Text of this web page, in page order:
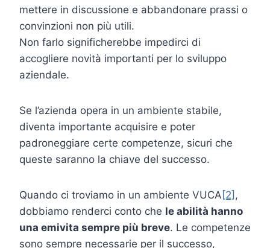
mettere in discussione e abbandonare prassi o
convinzioni non più utili.
Non farlo significherebbe impedirci di
accogliere novità importanti per lo sviluppo
aziendale.
Se l’azienda opera in un ambiente stabile,
diventa importante acquisire e poter
padroneggiare certe competenze, sicuri che
queste saranno la chiave del successo.
Quando ci troviamo in un ambiente VUCA [2] ,
dobbiamo renderci conto che le abilità hanno
una emivita sempre più breve. Le competenze
sono sempre necessarie per il successo,